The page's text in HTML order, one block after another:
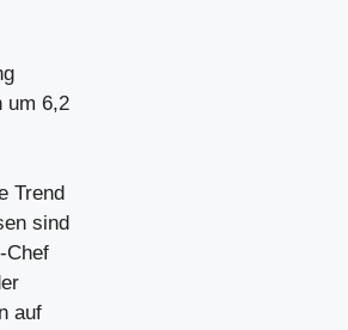
um 6,2
Trend
sind
Chef
auf